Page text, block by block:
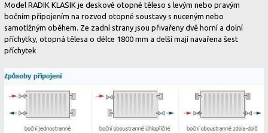
Model RADIK KLASIK je deskové otopné těleso s levým nebo pravým
bočním připojením na rozvod otopné soustavy s nuceným nebo
samotížným oběhem. Ze zadní strany jsou přivařeny dvě horní a dolní
příchytky, otopná tělesa o délce 1800 mm a delší mají navařena šest
příchytek